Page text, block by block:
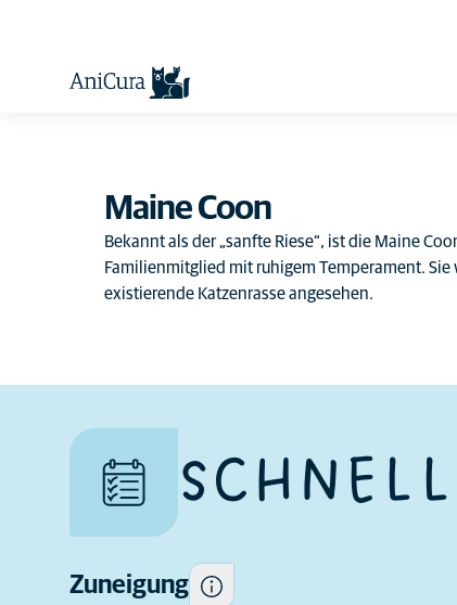
Maine Coon
Bekannt als der „sanfte Riese“, ist die Maine
Familienmitglied mit ruhigem Temperament.
existierende Katzenrasse angesehen.
Zuneigung
erwarten können.Einige Katzen neigen dazu,
Kindern gegenüber
verspielter und geselliger zu
Kindern gegenüber toleranter
zu sein als andere.